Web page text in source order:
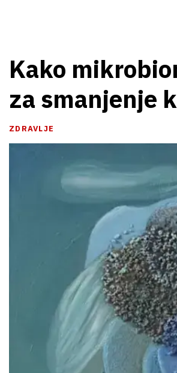
Kako
za smanjenje
ZDRAVLJE